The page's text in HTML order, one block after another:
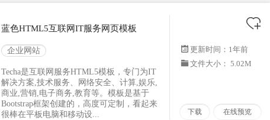
蓝色HTML5互联网IT服务网页模板
企业网站
Techa是互联网服务HTML5模板，专门为IT
解决方案,技术服务、网络安全、计算,娱乐,
商业,营销,电子商务,教育等。模板是基于
Bootstrap框架创建的，高度可定制，看起来
很棒在平板电脑和移动设...
更新时间： 1年前
文件大小： 5.02M
下载 在线预览